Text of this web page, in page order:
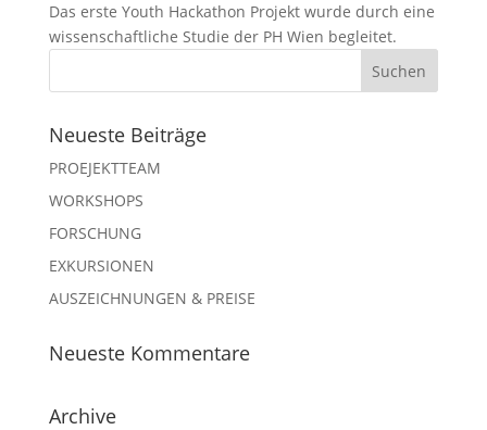
Das erste Youth Hackathon Projekt wurde durch eine
wissenschaftliche Studie der PH Wien begleitet.
Neueste Beiträge
PROEJEKTTEAM
WORKSHOPS
FORSCHUNG
EXKURSIONEN
AUSZEICHNUNGEN & PREISE
Neueste Kommentare
Archive